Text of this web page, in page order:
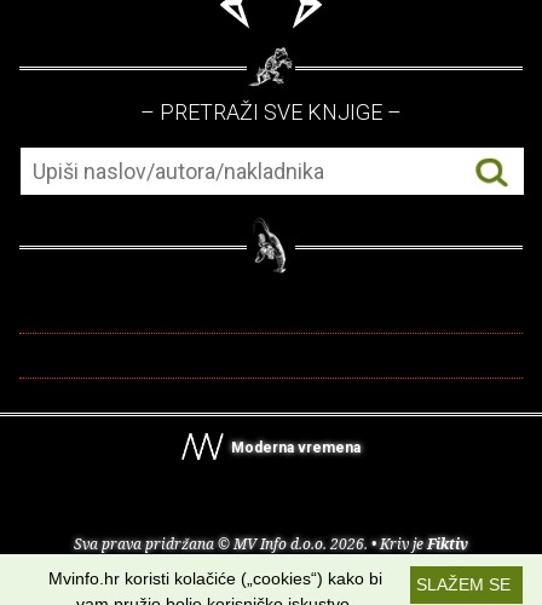
– PRETRAŽI SVE KNJIGE –
Moderna vremena
Sva prava pridržana © MV Info d.o.o. 2026. • Kriv jeFiktiv
O nama• Pomoć• Uvjeti korištenja•RSS kanaliSLAŽEM SE
Mvinfo.hr koristi kolačiće („cookies“) kako bi